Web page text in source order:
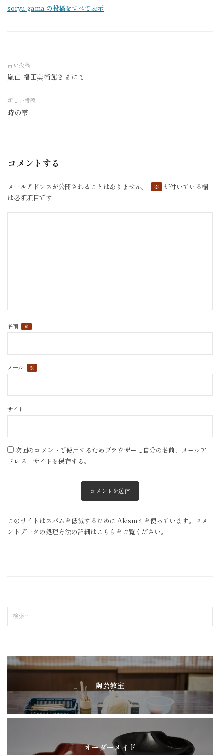
soryu-gama の投稿をすべて表示
投
稿
ナ
ビ
ョ
古い投稿
嵐山 福田美術館さまにて
新しい投稿
時の雫
コメントする
メールアドレスが公開されることはありません。 ※
が付いている欄
は必須項目です
名前 ※
メール ※
サイト
次回のコメントで使用するためブラウザーに自分の名前、メールア
ドレス、サイトを保存する。
このサイトはスパムを低減するために Akismet を使っています。 コメ
ントデータの処理方法の詳細はこちらをご覧ください。
索
陶芸教室
オーダーメイド